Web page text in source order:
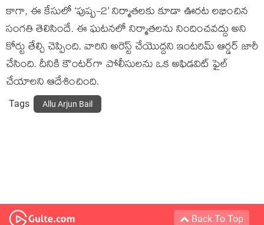
కాగా, ఈ కేసులో ‘పుష్ప-2’ నిర్మాతలకు కూడా ఊరట లభించిన
సంగతి తెలిసిందే. ఈ ఘటనలో నిర్మాతలను నిందించవద్దు అని
కోర్టు తేల్చి చెప్పింది. వారిని అరెస్ట్ చేయొద్దని ఇంటరిమ్ ఆర్డర్ జారీ
చేసింది. దీనికి కౌంటర్‌గా పోలీసులను ఒక అఫిడవిట్ ఫైల్
చేయాలని ఆదేశించింది.
Tags Allu Arjun Bail
Back To Top